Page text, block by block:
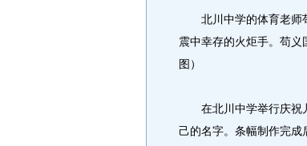
北川中学的体育老师苟
震中幸存的火炬手。苟
图）
在北川中学举行庆祝儿
己的名字。条幅制作完成